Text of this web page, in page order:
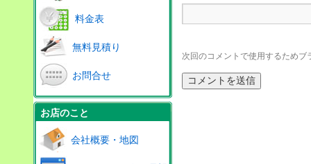
次回のコメントで使用するため
料金表
無料見積り
お問合せ
お店のこと
会社概要・地図